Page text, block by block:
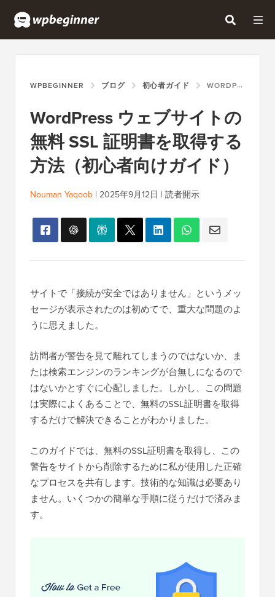
WPBEGINNER ブログ 初心者ガイド WORDPRESS ウェブサイトの無料 SSL 証明書を取得する方法（初心者向けガイド）
WordPress ウェブサイトの
無料 SSL 証明書を取得する
方法（初心者向けガイド）
Nouman Yaqoob | 2025年9月12日 | 読者開示
サイトで「接続が安全ではありません」というメッ
セージが表示されたのは初めてで、重大な問題のよ
うに思えました。
訪問者が警告を見て離れてしまうのではないか、ま
たは検索エンジンのランキングが台無しになるので
はないかとすぐに心配しました。しかし、この問題
は実際によくあることで、無料のSSL証明書を取得
するだけで解決できることがわかりました。
このガイドでは、無料のSSL証明書を取得し、この
警告をサイトから削除するために私が使用した正確
なプロセスを共有します。技術的な知識は必要あり
ません。いくつかの簡単な手順に従うだけで済みま
す。